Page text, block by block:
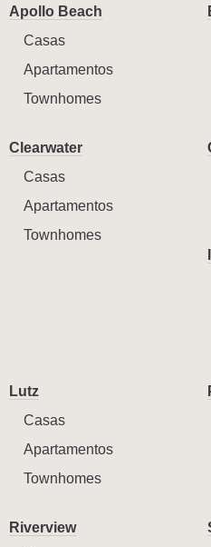
Apollo Beach
Casas
Apartamentos
Townhomes
Clearwater
Casas
Apartamentos
Townhomes
Lutz
Casas
Apartamentos
Townhomes
Riverview